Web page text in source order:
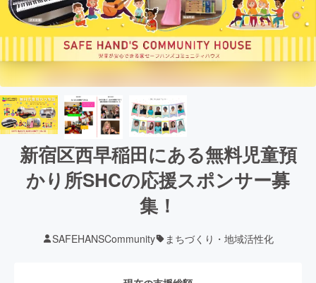
新宿区西早稲田にある無料児童預
かり所SHCの応援スポンサー募
集！
SAFEHANSCommunity まちづくり・地域活性化